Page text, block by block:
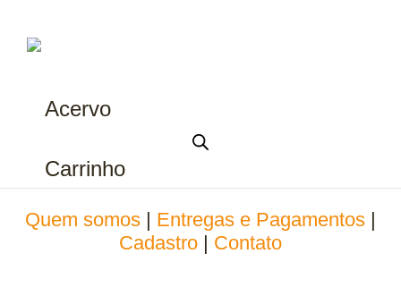
Acervo
Carrinho
Quem somos Entregas e Pagamentos
Cadastro
Contato